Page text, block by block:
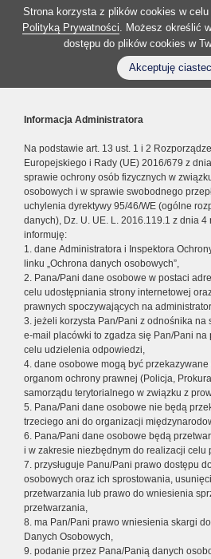
Strona korzysta z plików cookies w celu
Polityką Prywatności. Możesz określić
dostępu do plików cookies w
Akceptuję
Informacja Administratora
Na podstawie art. 13 ust. 1 i 2
Europejskiego i Rady (UE) 2016/679 z
sprawie ochrony osób fizycznych w
osobowych i w sprawie swobodnego
uchylenia dyrektywy 95/46/WE (ogólne
danych), Dz. U. UE. L. 2016.119.1 z dnia
informuję:
1. dane Administratora i Inspektora
linku „Ochrona danych osobowych”,
2. Pana/Pani dane osobowe w postaci
celu udostępniania strony internetowej
prawnych spoczywających na
3. jeżeli korzysta Pan/Pani z odnośnika
e-mail placówki to zgadza się Pan/Pani
celu udzielenia odpowiedzi,
4. dane osobowe mogą być
organom ochrony prawnej (Policja,
samorządu terytorialnego w związku z
5. Pana/Pani dane osobowe nie będą
trzeciego ani do organizacji
6. Pana/Pani dane osobowe będą
i w zakresie niezbędnym do realizacji celu
7. przysługuje Panu/Pani prawo dostępu
osobowych oraz ich sprostowania,
przetwarzania lub prawo do wniesienia
przetwarzania,
8. ma Pan/Pani prawo wniesienia skargi
Danych Osobowych,
9. podanie przez Pana/Panią danych